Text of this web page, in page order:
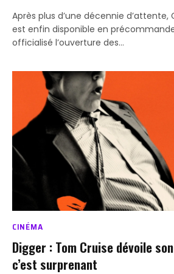
Après plus d’une décennie d’attente,
est enfin disponible en
officialisé l’ouverture des…
CINÉMA
Digger : Tom Cruise dévoile
c’est surprenant